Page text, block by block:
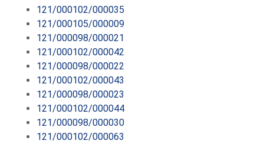
121/000102/000035
121/000105/000009
121/000098/000021
121/000102/000042
121/000098/000022
121/000102/000043
121/000098/000023
121/000102/000044
121/000098/000030
121/000102/000063